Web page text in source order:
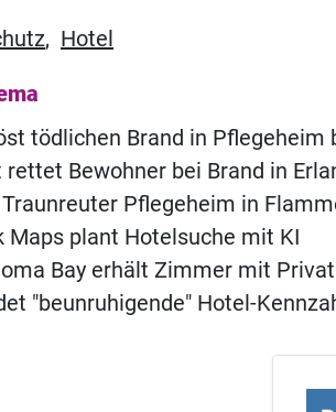
, Hotel
tödlichen Brand in Pflegeheim
Bewohner bei Brand in
Pflegeheim in
Maps plant Hotelsuche mit KI
Bay erhält Zimmer mit
"beunruhigende" Hotel-